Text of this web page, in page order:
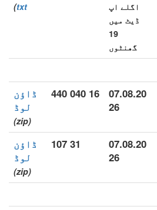
اگلے اپ
ڈیٹ میں
19
گھنٹوں
txt
)
07.08.20
26
16 040 440
ڈاؤن
لوڈ
(zip)
07.08.20
26
31 107
ڈاؤن
لوڈ
(zip)